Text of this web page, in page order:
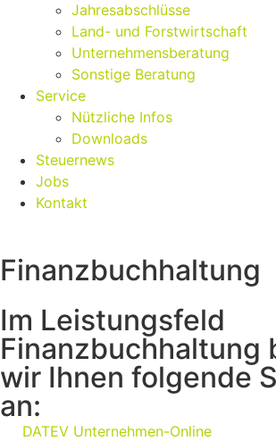
Jahresabschlüsse
Land- und Forstwirtschaft
Unternehmensberatung
Sonstige Beratung
Service
Nützliche Infos
Downloads
Steuernews
Jobs
Kontakt
Finanzbuchhaltung
Im Leistungsfeld
Finanzbuchhaltung
wir Ihnen folgende
an:
DATEV Unternehmen-Online